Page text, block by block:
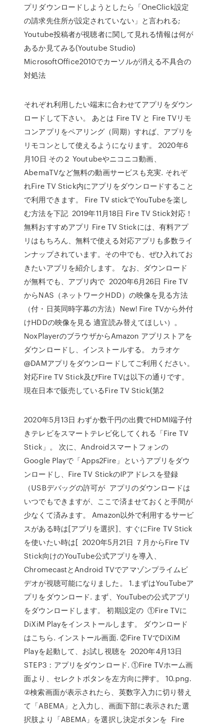
プリダウンロードしようとしたら「OneClick設定
の請求先住所が設定されていない」と言われる;
Youtube投稿者が視聴者に関して見れる情報は何が
あるか見てみる(Youtube Studio)
MicrosoftOffice2010でカーソルが消える不具合の
対処法
それぞれ利用したい端末に合わせてアプリをダウン
ロードして下さい。 あとは Fire TV と Fire TVリモ
コンアプリをペアリング（同期）すれば、アプリを
リモコンとして使えるようになります。 2020年6
月10日 その２ Youtubeやニコニコ動画、
AbemaTVなど無料の動画サービスも充実. それぞ
れFire TV Stick内にアプリをダウンロードすること
で利用できます。 Fire TV stickでYouTubeを楽し
む方法を下記 2019年11月18日 Fire TV Stick対応！
無料おすすめアプリ Fire TV Stickには、有料アプ
リはもちろん、無料で使える対応アプリも多数ライ
ンナップされています。その中でも、ぜひ入れてお
きたいアプリを紹介します。 なお、ダウンロード
が無料でも、アプリ内で 2020年6月26日 Fire TV
からNAS（ネットワークHDD）の映像を見る方法
（付・日英同時字幕の方法）New! Fire TVから外付
けHDDの映像を見る 適宜読み替えてほしい）。
NoxPlayerのブラウザからAmazon アプリストアを
ダウンロードし、インストールする。 カラオケ
@DAMアプリをダウンロードしてご利用ください。
対応Fire TV Stick及びFire TVは以下の通りです。
現在日本で販売しているFire TV Stick(第2
2020年5月13日 わずか数千円の出費でHDMI端子付
きテレビをスマートテレビ化してくれる「Fire TV
Stick」。 次に、Androidスマートフォンの
Google Playで「Apps2Fire」というアプリをダウ
ンロードし、Fire TV StickのIPアドレスを登録
（USBデバッグの許可が アプリのダウンロードは
いつでもできますが、ここで済ませておくと手間が
少なくて済みます。 Amazon以外で利用するサービ
スがある時は[アプリを選択]、すぐにFire TV Stick
を使いたい時は[ 2020年5月21日 ７月からFire TV
Stick向けのYouTube公式アプリを導入、
ChromecastとAndroid TVでアマゾンプライムビ
デオが視聴可能になりました。 1.まずはYouTubeア
プリをダウンロード. まず、YouTubeの公式アプリ
をダウンロードします。 初期設定の ①Fire TVに
DiXiM Playをインストールします。 ダウンロード
はこちら. インストール画面. ②Fire TVでDiXiM
Playを起動して、お試し視聴を 2020年4月13日
STEP3：アプリをダウンロード. ①Fire TVホーム画
面より、セレクトボタンを左方向に押す。 10.png.
②検索画面が表示されたら、英数字入力に切り替え
て「ABEMA」と入力し、画面下部に表示された選
択肢より「ABEMA」を選択し決定ボタンを Fire